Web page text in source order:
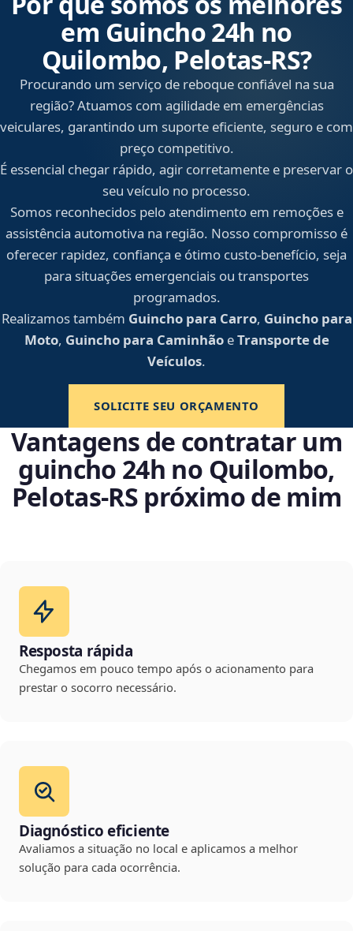
em Guincho 24h no
Quilombo, Pelotas‑RS?
Procurando um serviço de reboque confiável na sua
região? Atuamos com agilidade em emergências
veiculares, garantindo um suporte eficiente, seguro e com
preço competitivo.
É essencial chegar rápido, agir corretamente e preservar o
seu veículo no processo.
Somos reconhecidos pelo atendimento em remoções e
assistência automotiva na região. Nosso compromisso é
oferecer rapidez, confiança e ótimo custo-benefício, seja
para situações emergenciais ou transportes
programados.
Realizamos também Guincho para Carro, Guincho para
Moto, Guincho para CaminhãoeTransporte de
Veículos.
SOLICITE SEU ORÇAMENTO
Vantagens de contratar um
guincho 24h no Quilombo,
Pelotas‑RS próximo de mim
Resposta rápida
Chegamos em pouco tempo após o acionamento para
prestar o socorro necessário.
Diagnóstico eficiente
Avaliamos a situação no local e aplicamos a melhor
solução para cada ocorrência.